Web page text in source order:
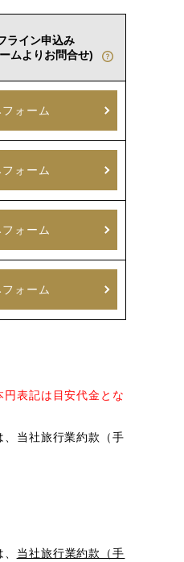
ライン申込み
ムよりお問合せ)
ォーム
ォーム
ォーム
ォーム
表記は目安代金とな
当社旅行業約款（手
当社旅行業約款（手